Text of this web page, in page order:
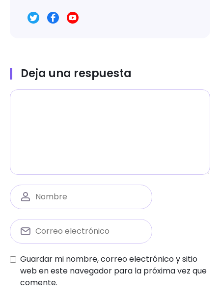
Deja una respuesta
Guardar mi nombre, correo electrónico y sitio
web en este navegador para la próxima vez que
comente.